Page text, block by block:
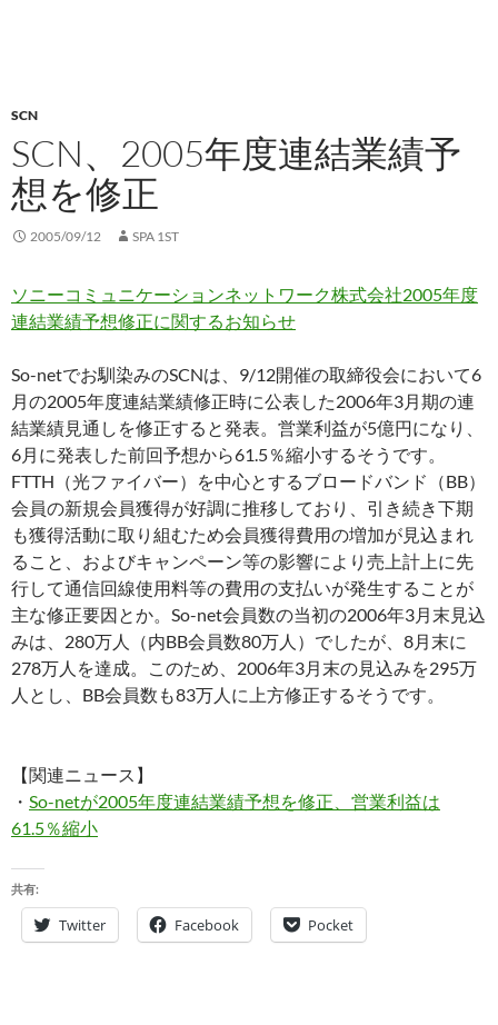
SCN
SCN、2005年度連結業績予
想を修正
2005/09/12 SPA 1ST
ソニーコミュニケーションネットワーク株式会社2005年度
連結業績予想修正に関するお知らせ
So-netでお馴染みのSCNは、9/12開催の取締役会において6
月の2005年度連結業績修正時に公表した2006年3月期の連
結業績見通しを修正すると発表。営業利益が5億円になり、
6月に発表した前回予想から61.5％縮小するそうです。
FTTH（光ファイバー）を中心とするブロードバンド（BB）
会員の新規会員獲得が好調に推移しており、引き続き下期
も獲得活動に取り組むため会員獲得費用の増加が見込まれ
ること、およびキャンペーン等の影響により売上計上に先
行して通信回線使用料等の費用の支払いが発生することが
主な修正要因とか。So-net会員数の当初の2006年3月末見込
みは、280万人（内BB会員数80万人）でしたが、8月末に
278万人を達成。このため、2006年3月末の見込みを295万
人とし、BB会員数も83万人に上方修正するそうです。
【関連ニュース】
・ So-netが2005年度連結業績予想を修正、営業利益は
61.5％縮小
共有:
Twitter Facebook Pocket